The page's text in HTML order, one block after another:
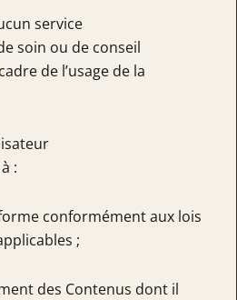
service
soin ou de conseil
de l’usage de la
:
conformément aux lois
;
des Contenus dont il